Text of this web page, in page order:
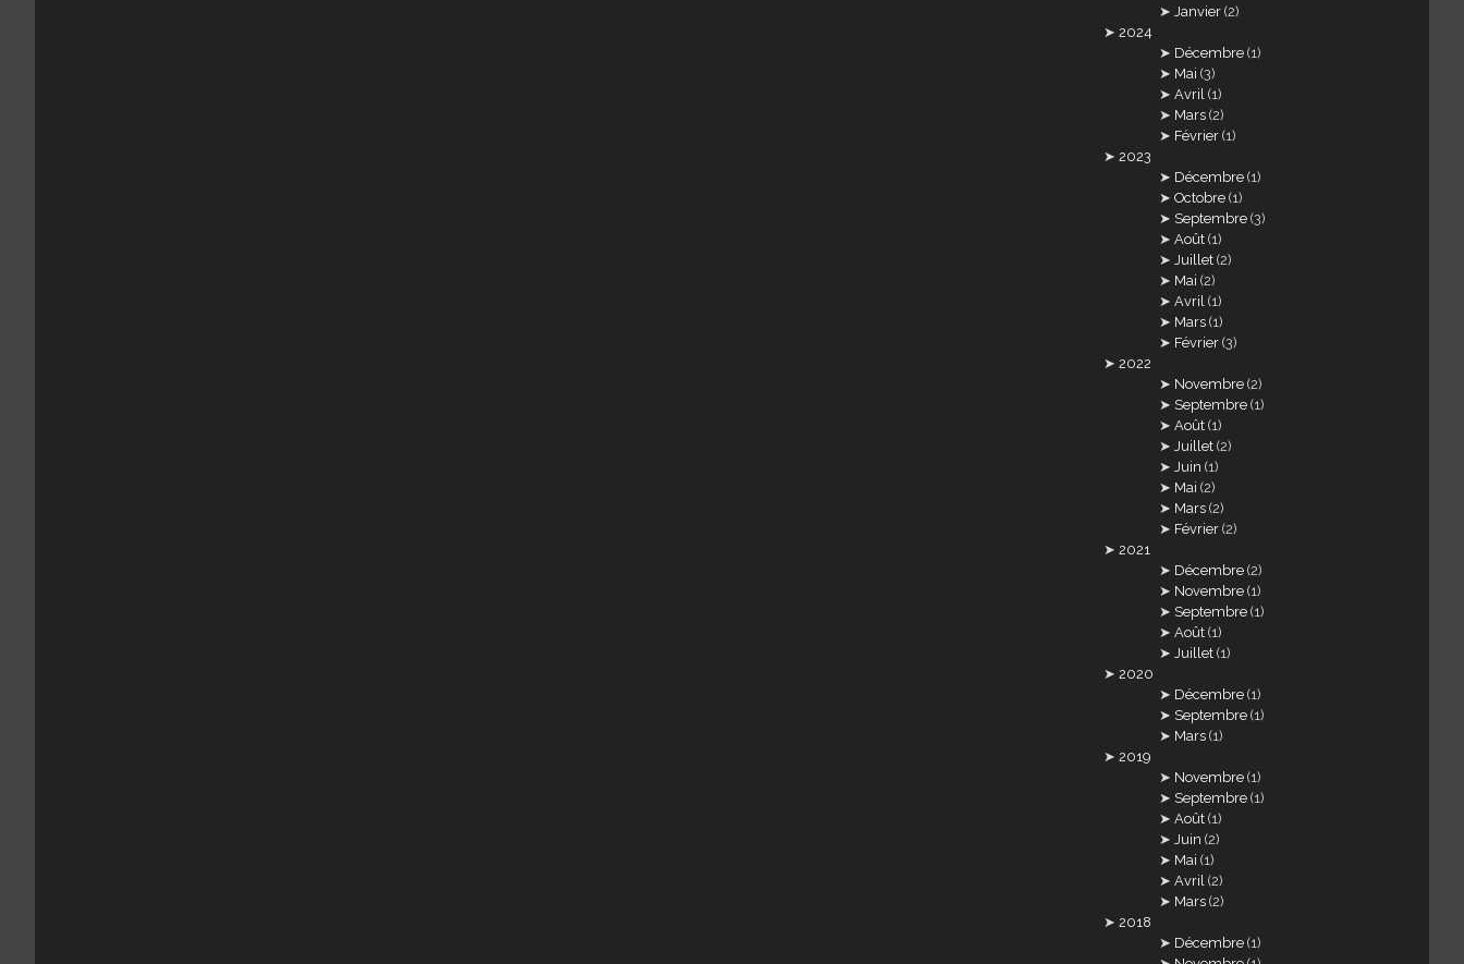
Janvier (2)
2024
Décembre (1)
Mai (3)
Avril (1)
Mars (2)
Février (1)
2023
Décembre (1)
Octobre (1)
Septembre (3)
Août (1)
Juillet (2)
Mai (2)
Avril (1)
Mars (1)
Février (3)
2022
Novembre (2)
Septembre (1)
Août (1)
Juillet (2)
Juin (1)
Mai (2)
Mars (2)
Février (2)
2021
Décembre (2)
Novembre (1)
Septembre (1)
Août (1)
Juillet (1)
2020
Décembre (1)
Septembre (1)
Mars (1)
2019
Novembre (1)
Septembre (1)
Août (1)
Juin (2)
Mai (1)
Avril (2)
Mars (2)
2018
Décembre (1)